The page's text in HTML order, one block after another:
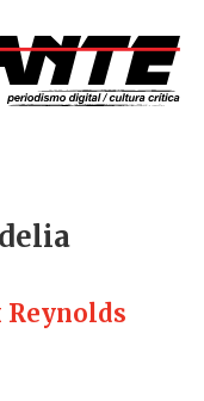
Reynolds